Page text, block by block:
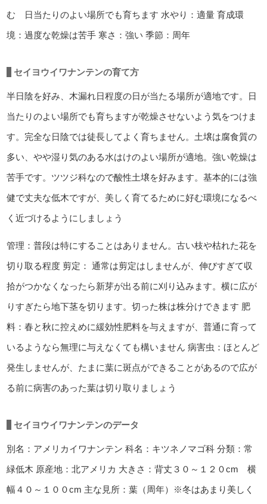
む 日当たりのよい場所でも育ちます 水やり：適量 育成環
境：過度な乾燥は苦手 寒さ：強い 季節：周年
セイヨウイワナンテンの育て方
半日陰を好み、木漏れ日程度の日が当たる場所が適地です。日
当たりのよい場所でも育ちますが乾燥させないよう気をつけま
す。完全な日陰では徒長してよく育ちません。土壌は腐食質の
多い、やや湿り気のある水はけのよい場所が適地。強い乾燥は
苦手です。ツツジ科なので酸性土壌を好みます。基本的には強
健で丈夫な低木ですが、美しく育てるために好む環境になるべ
く近づけるようにしましょう
管理：普段は特にすることはありません。古い枝や枯れた花を
切り取る程度 剪定： 通常は剪定はしませんが、伸びすぎて収
拾がつかなくなったら新芽が出る前に刈り込みます。横に広が
りすぎたら地下茎を切ります。切った株は株分けできます 肥
料：春と秋に控えめに緩効性肥料を与えますが、普通に育って
いるようなら無理に与えなくても構いません 病害虫：ほとんど
発生しませんが、たまに葉に斑点ができることがあるので広が
る前に病害のあった葉は切り取りましょう
セイヨウイワナンテンのデータ
別名：アメリカイワナンテン 科名：キツネノマゴ科 分類：常
緑低木 原産地：北アメリカ 大きさ：背丈３０～１２０cm 横
幅４０～１００cm 主な見所：葉（周年）※冬はあまり美しく